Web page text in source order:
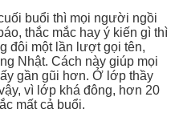
buổi thì mọi người ngồi
thắc mắc hay ý kiến gì thì
đôi một lần lượt gọi tên,
Nhật. Cách này giúp mọi
gần gũi hơn. Ở lớp thầy
vì lớp khá đông, hơn 20
mất cả buổi.